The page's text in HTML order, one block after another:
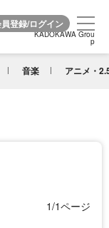
KADOKAWA Grou
p
音楽 アニメ・
KADOKAWA Grou
p
1/1ページ